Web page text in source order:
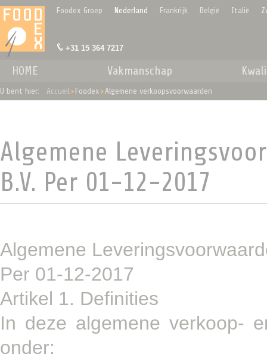
Foodex Groep Nederland Frankrijk België Italië
+31 15 364 7217
HOME Vakmanschap
U bent hier: Accueil Foodex Algemene verkoopsvoorwaarden
Algemene
B.V. Per 01-12-2017
Algemene
Per 01-12-2017
Artikel 1. Definities
In deze algemene verkoop-
onder:
Cookies beheer paneel